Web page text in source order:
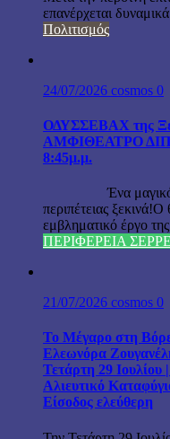
επανέρχεται
Πολιτισμός
24/07/2026 cosmos 0
ΟΔΥΣΣΕΒΑΧ της
ΑΜΦΙΘΕΑΤΡΟ
8:45μ.μ.
Ένα μαγικό
περιπέτειας
εμβληματικό έργο
ΠΕΡΙΦΕΡΕΙΑ
21/07/2026 cosmos 0
Το Μέγαρο στη
Ελεωνόρα
Τετάρτη 29
Αλιευτικό
Είσοδος ελεύθερη